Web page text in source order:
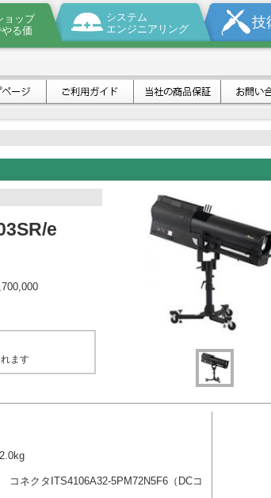
ョップ
る価
システム
エンジニアリング
技
e
ます
ネクタITS4106A32-5PM72N5F6（DCコ